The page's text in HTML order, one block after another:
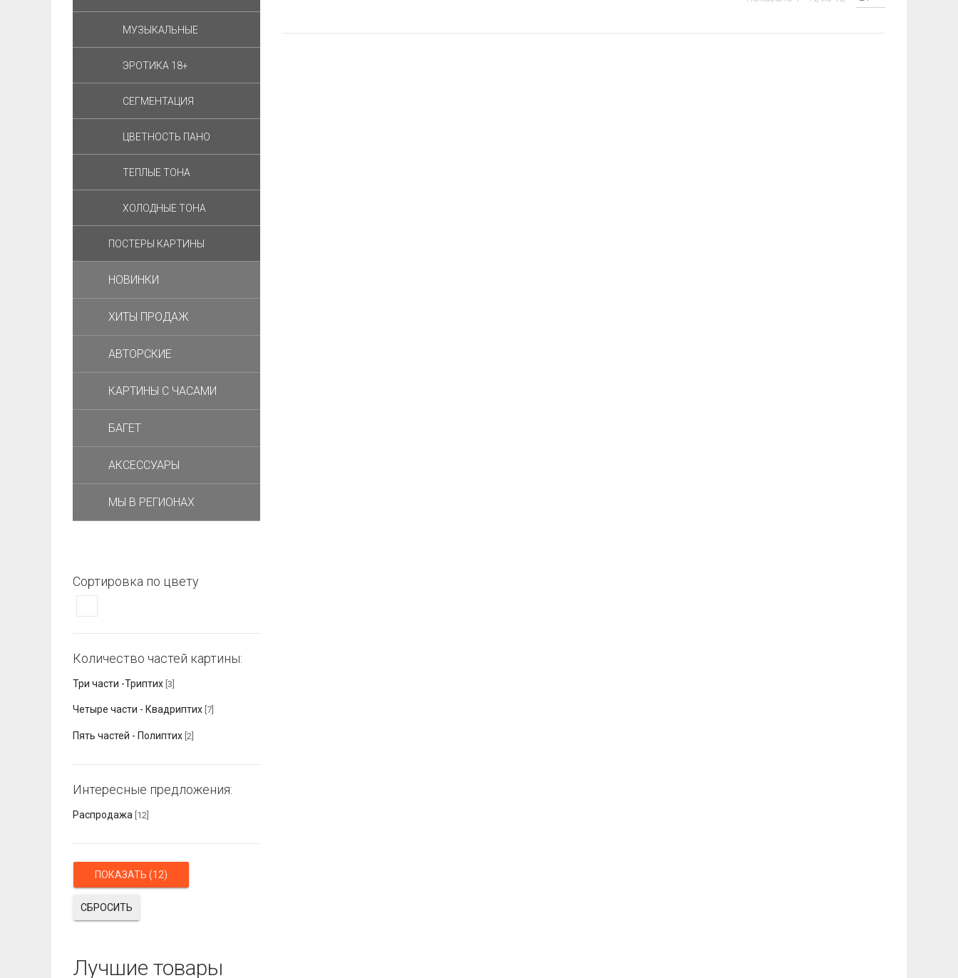
МУЗЫКАЛЬНЫЕ
ЭРОТИКА 18+
СЕГМЕНТАЦИЯ
ЦВЕТНОСТЬ ПАНО
ТЕПЛЫЕ ТОНА
ХОЛОДНЫЕ ТОНА
ПОСТЕРЫ КАРТИНЫ
НОВИНКИ
ХИТЫ ПРОДАЖ
АВТОРСКИЕ
КАРТИНЫ С ЧАСАМИ
БАГЕТ
АКСЕССУАРЫ
МЫ В РЕГИОНАХ
Сортировка по цвету
Количество частей картины:
Три части -Триптих [3]
Четыре части - Квадриптих [7]
Пять частей - Полиптих [2]
Интересные предложения:
Распродажа [12]
СБРОСИТЬ
Лучшие товары